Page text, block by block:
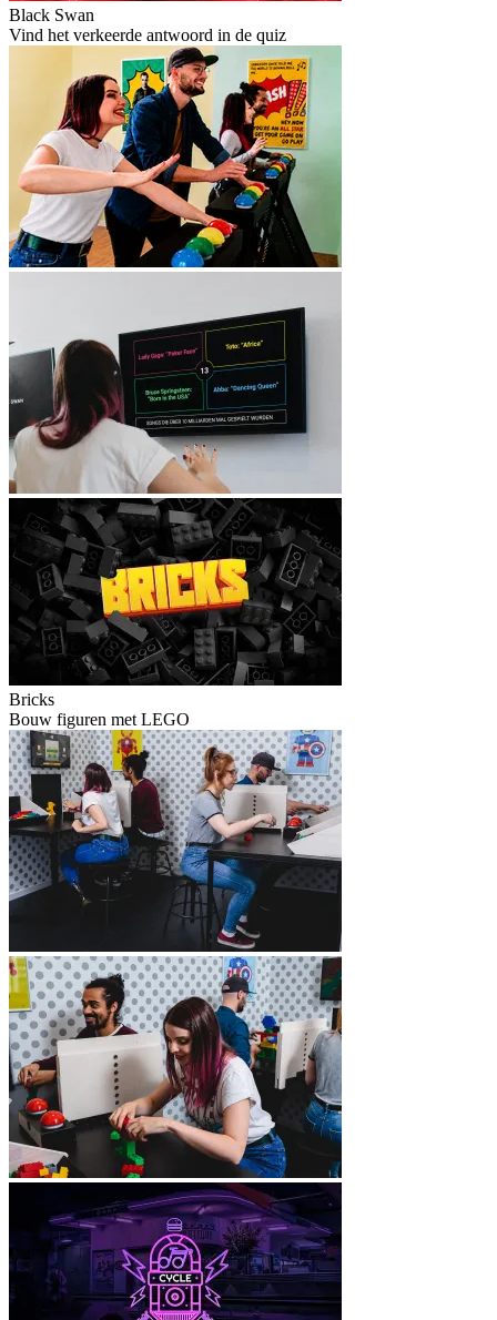
Black Swan
Vind het verkeerde antwoord in de quiz
Bricks
Bouw figuren met LEGO